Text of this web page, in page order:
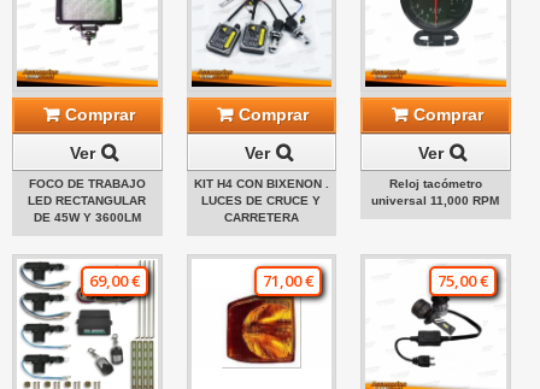
Comprar
Ver
FOCO DE TRABAJO
LED RECTANGULAR
DE 45W Y 3600LM
Comprar
Ver
KIT H4 CON BIXENON .
LUCES DE CRUCE Y
CARRETERA
Comprar
Ver
Reloj tacómetro
universal 11,000 RPM
69,00 € 71,00 € 75,00 €